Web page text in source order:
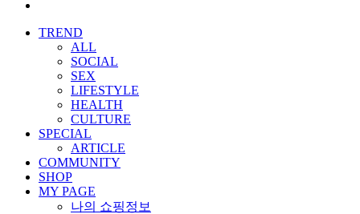
TREND
ALL
SOCIAL
SEX
LIFESTYLE
HEALTH
CULTURE
SPECIAL
ARTICLE
COMMUNITY
SHOP
MY PAGE
나의 쇼핑정보